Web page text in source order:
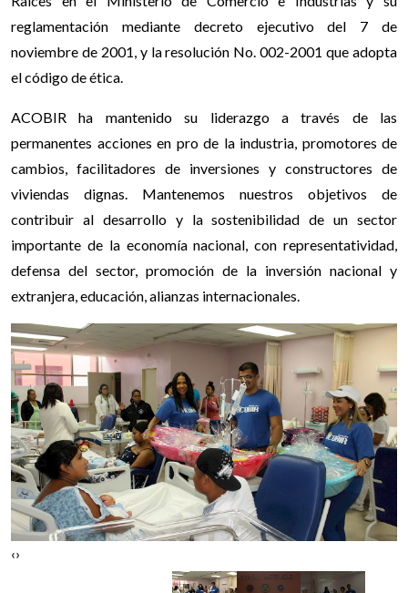
reglamentación mediante decreto ejecutivo del 7 de
noviembre de 2001, y la resolución No. 002-2001 que adopta
el código de ética.
ACOBIR ha mantenido su liderazgo a través de las
permanentes acciones en pro de la industria, promotores de
cambios, facilitadores de inversiones y constructores de
viviendas dignas. Mantenemos nuestros objetivos de
contribuir al desarrollo y la sostenibilidad de un sector
importante de la economía nacional, con representatividad,
defensa del sector, promoción de la inversión nacional y
extranjera, educación, alianzas internacionales.
‹›